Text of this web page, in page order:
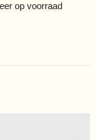
op voorraad